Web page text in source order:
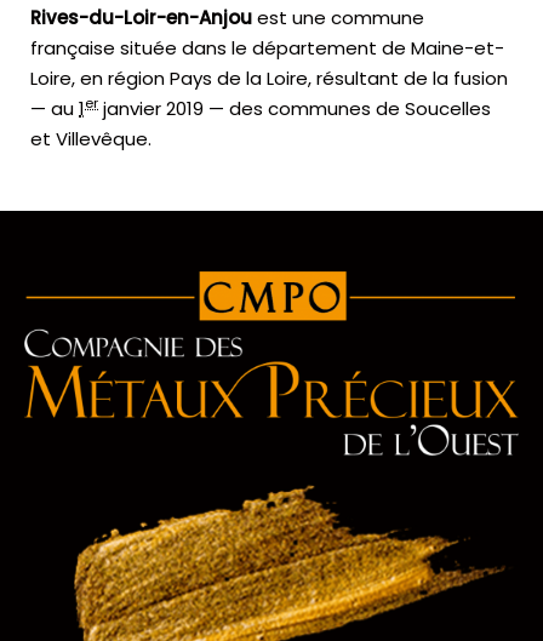
Rives-du-Loir-en-Anjouest une commune
française située dans le département de Maine-et-
Loire, en région Pays de la Loire, résultant de la fusion
— au1er janvier 2019 — des communes de Soucelles
et Villevêque.